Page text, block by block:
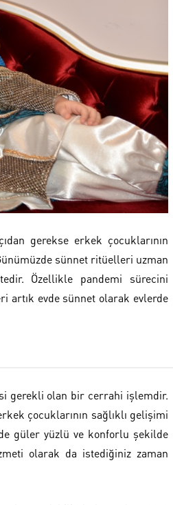
gerekse erkek çocuklarının
sünnet ritüelleri uzman
Özellikle pandemi sürecini
artık evde sünnet olarak evlerde
gerekli olan bir cerrahi işlemdir.
çocuklarının sağlıklı gelişimi
güler yüzlü ve konforlu şekilde
olarak da istediğiniz zaman